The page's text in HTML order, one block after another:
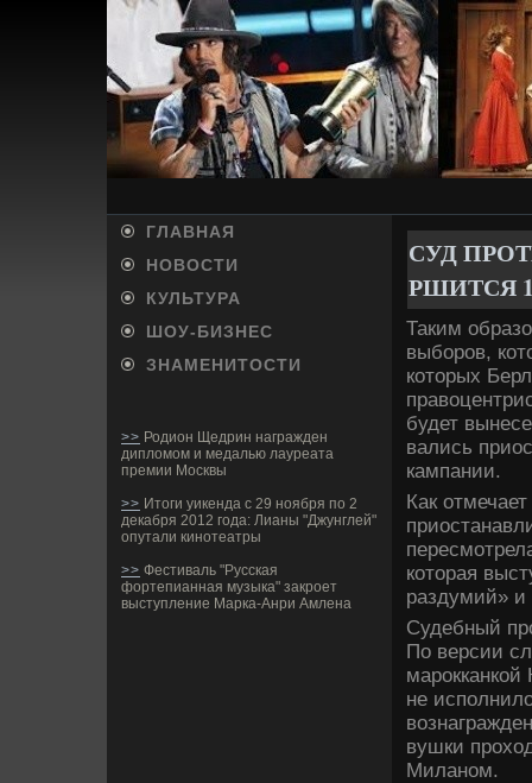
ГЛАВНАЯ
НОВОСТИ
КУЛЬТУРА
ШОУ-БИ­ЗНЕС
ЗНАМЕНИТОСТИ
>> Родион Щедрин награжден
дипломом и медалью лауреата
премии Москвы
>> Итоги уикенда с 29 ноября по 2
декабря 2012 года: Лианы "Джунглей"
опутали кинотеатры
>> Фестиваль "Русская
фортепианная музыка" закроет
выступление Марка-Анри Амлена
СУД
РШИТСЯ
Таким
выборов,
которых
буде­т
вались
кампании.
Как
которая
раздумий» и
Суде­бный
По ве­рсии
не
вушки
Миланом.